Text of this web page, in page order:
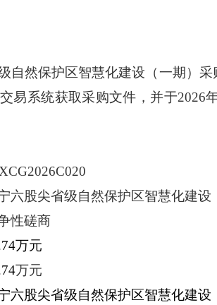
自然保护区智慧化建设（一期） 采
易系统获取采购文件，并于2026
六股尖省级自然保护区智慧化建设
性磋商
万元
万元
六股尖省级自然保护区智慧化建设